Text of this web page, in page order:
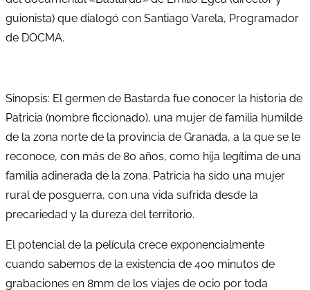
guionista) que dialogó con Santiago Varela, Programador
de DOCMA.
Sinopsis: El germen de Bastarda fue conocer la historia de
Patricia (nombre ficcionado), una mujer de familia humilde
de la zona norte de la provincia de Granada, a la que se le
reconoce, con más de 80 años, como hija legítima de una
familia adinerada de la zona. Patricia ha sido una mujer
rural de posguerra, con una vida sufrida desde la
precariedad y la dureza del territorio.
El potencial de la película crece exponencialmente
cuando sabemos de la existencia de 400 minutos de
grabaciones en 8mm de los viajes de ocio por toda